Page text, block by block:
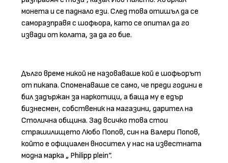
монета и се паднало ези. След това отишъл да се
саморазправя с шофьора, като се опитал да го
извади от колата, за да го бие.
Дълго време никой не назоваваше кой е шофьорът
от пикапа. Споменаваше се само, че преди години е
бил задържан за наркотици, а баща му е едър
бизнесмен, собственик на магазини, дарител на
Столична община. Зад всичко това стои
страшилището Любо Попов, син на Валери Попов,
който е официален вносител у нас на известната
модна марка „ Philipp plein“.